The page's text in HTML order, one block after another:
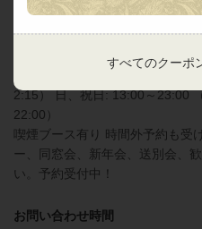
すべてのクーポ
営業時間
月～金、祝前日: 17:00～翌3:00
2:15） 日、祝日: 13:00～23:00
22:00）
喫煙ブース有り 時間外予約も
ー、同窓会、新年会、送別会、
い。予約受付中！
お問い合わせ時間